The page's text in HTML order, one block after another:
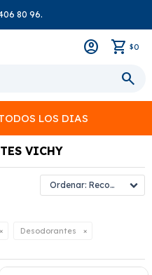
80 96.
$0
LOS DIAS
VICHY
Recomendados
Desodorantes